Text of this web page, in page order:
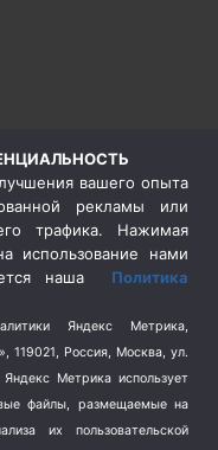
вашего опыта
рекламы или
трафика. Нажимая
использование нами
наша Политика
Яндекс Метрика,
Россия, Москва, ул.
Метрика использует
файлы, размещаемые на
их пользовательской